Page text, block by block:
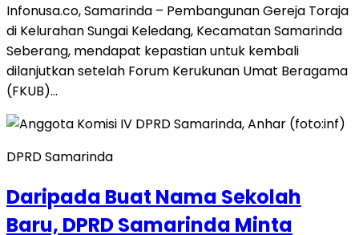
Infonusa.co, Samarinda – Pembangunan Gereja Toraja
di Kelurahan Sungai Keledang, Kecamatan Samarinda
Seberang, mendapat kepastian untuk kembali
dilanjutkan setelah Forum Kerukunan Umat Beragama
(FKUB)…
DPRD Samarinda
Daripada Buat Nama Sekolah
Baru, DPRD Samarinda Minta